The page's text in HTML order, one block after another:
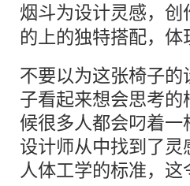
烟斗为设计灵感，创
的上的独特搭配，体
不要以为这张椅子
子看起来想会思考
候很多人都会叼着
设计师从中找到了
人体工学的标准，这